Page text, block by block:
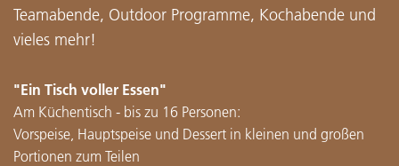
Teamabende, Outdoor Programme, Kochabende und
vieles mehr!
"Ein Tisch voller Essen"
Am Küchentisch - bis zu 16 Personen:
Vorspeise, Hauptspeise und Dessert in kleinen und großen
Portionen zum Teilen